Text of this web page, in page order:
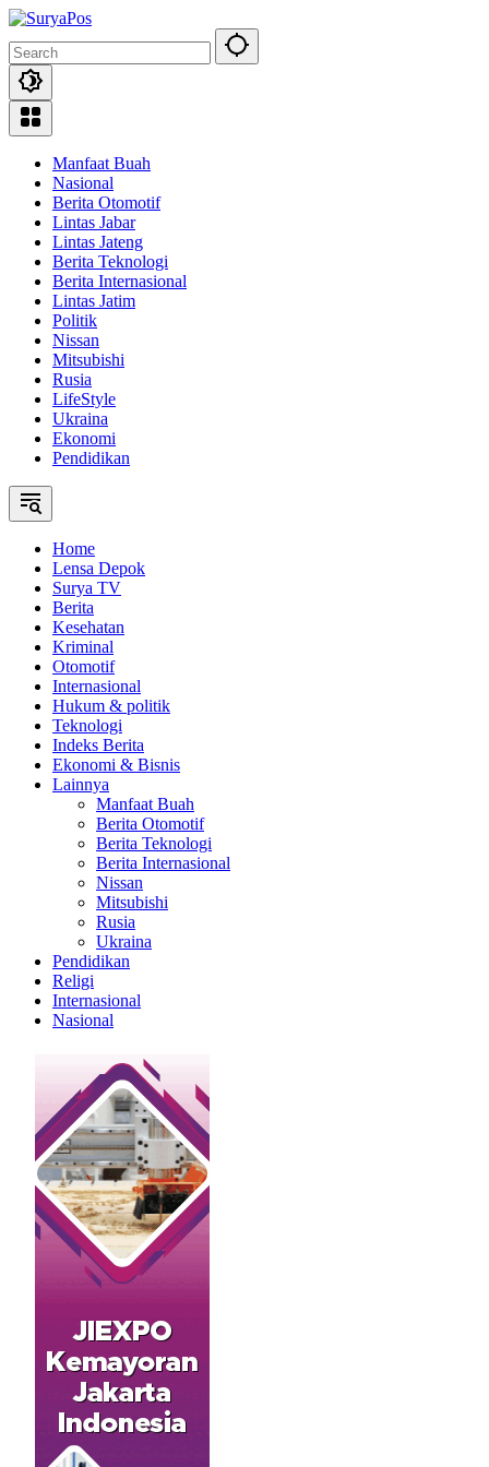
Skip
content
Manfaat Buah
Nasional
Berita Otomotif
Lintas Jabar
Lintas Jateng
Berita Teknologi
Berita Internasional
Lintas Jatim
Politik
Nissan
Mitsubishi
Rusia
LifeStyle
Ukraina
Ekonomi
Pendidikan
Home
Lensa Depok
Surya TV
Berita
Kesehatan
Kriminal
Otomotif
Internasional
Hukum & politik
Teknologi
Indeks Berita
Ekonomi & Bisnis
Lainnya
Manfaat Buah
Berita Otomotif
Berita Teknologi
Berita Internasional
Nissan
Mitsubishi
Rusia
Ukraina
Pendidikan
Religi
Internasional
Nasional